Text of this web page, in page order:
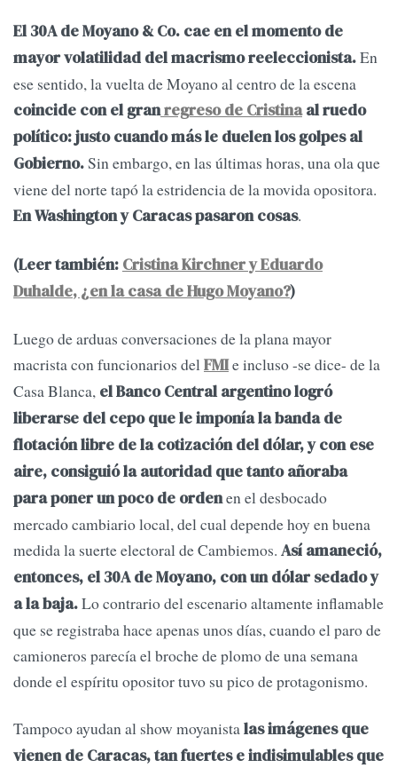
El 30A de Moyano & Co. cae en el momento de
mayor volatilidad del macrismo reeleccionista.En
ese sentido, la vuelta de Moyano al centro de la escena
coincide con el granregreso de Cristinaal ruedo
político: justo cuando más le duelen los golpes al
Gobierno.Sin embargo, en las últimas horas, una ola que
viene del norte tapó la estridencia de la movida opositora.
En Washington y Caracas pasaron cosas.
(Leer también: Cristina Kirchner y Eduardo
Duhalde, ¿en la casa de Hugo Moyano?)
Luego de arduas conversaciones de la plana mayor
macrista con funcionarios delFMIe incluso -se dice- de la
Casa Blanca, el Banco Central argentino logró
liberarse del cepo que le imponía la banda de
flotación libre de la cotización del dólar, y con ese
aire, consiguió la autoridad que tanto añoraba
para poner un poco de ordenen el desbocado
mercado cambiario local, del cual depende hoy en buena
medida la suerte electoral de Cambiemos. Así amaneció,
entonces, el 30A de Moyano, con un dólar sedado y
a la baja.Lo contrario del escenario altamente inflamable
que se registraba hace apenas unos días, cuando el paro de
camioneros parecía el broche de plomo de una semana
donde el espíritu opositor tuvo su pico de protagonismo.
Tampoco ayudan al show moyanistalas imágenes que
vienen de Caracas, tan fuertes e indisimulables que